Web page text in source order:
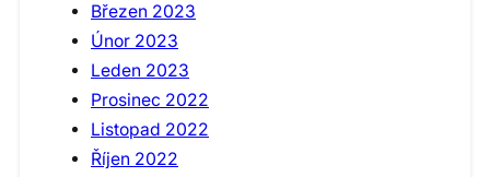
Březen 2023
Únor 2023
Leden 2023
Prosinec 2022
Listopad 2022
Říjen 2022